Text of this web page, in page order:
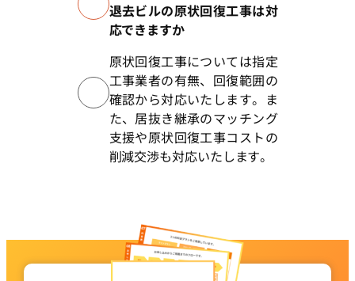
退去ビルの原状回復工事は対
応できますか
原状回復工事については指定
工事業者の有無、回復範囲の
確認から対応いたします。ま
た、居抜き継承のマッチング
支援や原状回復工事コストの
削減交渉も対応いたします。